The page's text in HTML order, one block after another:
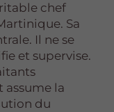
chef
Sa
Il ne se
et supervise.
assume la
du